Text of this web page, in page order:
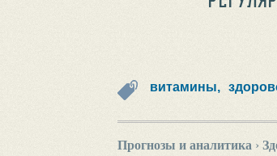
витамины,
Прогнозы и аналитика ›